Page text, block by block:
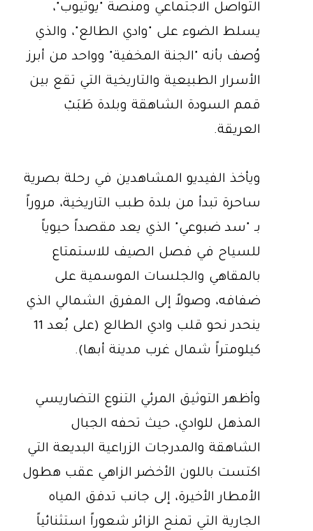
التواصل الاجتماعي ومنصة "يوتيوب"،
يسلط الضوء على "وادي الطالع"، والذي
وُصف بأنه "الجنة المخفية" وواحد من أبرز
الأسرار الطبيعية والتاريخية التي تقع بين
قمم السودة الشاهقة وبلدة طَبَبْ
العريقة.
ويأخذ الفيديو المشاهدين في رحلة بصرية
ساحرة تبدأ من بلدة طبب التاريخية، مروراً
بـ "سد ضبوعي" الذي يعد مقصداً حيوياً
للسياح في فصل الصيف للاستمتاع
بالمقاهي والجلسات الموسمية على
ضفافه، وصولاً إلى المفرق الشمالي الذي
ينحدر نحو قلب وادي الطالع (على بُعد 11
كيلومتراً شمال غرب مدينة أبها).
وأظهر التوثيق المرئي التنوع التضاريسي
المذهل للوادي، حيث تحفه الجبال
الشاهقة والمدرجات الزراعية البديعة التي
اكتست باللون الأخضر الزاهي عقب هطول
الأمطار الأخيرة، إلى جانب تدفق المياه
الجارية التي تمنح الزائر شعوراً استثنائياً